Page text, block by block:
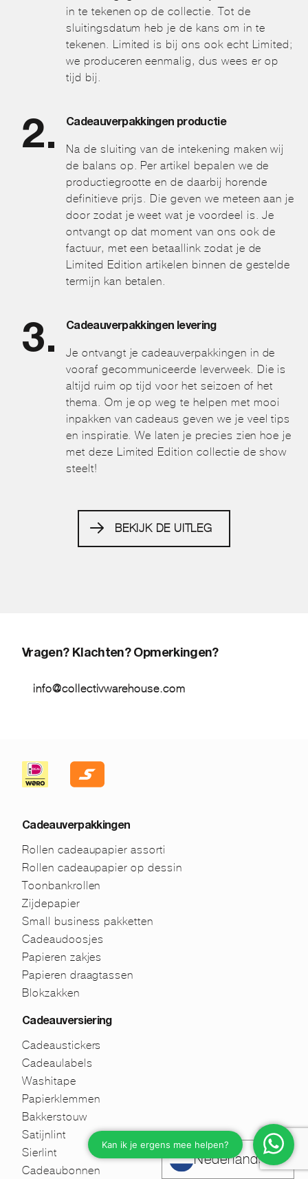
in te tekenen op de collectie. Tot de
sluitingsdatum heb je de kans om in te
tekenen. Limited is bij ons ook echt Limited;
we produceren eenmalig, dus wees er op
tijd bij.
Cadeauverpakkingen productie
Na de sluiting van de intekening maken wij
de balans op. Per artikel bepalen we de
productiegrootte en de daarbij horende
definitieve prijs. Die geven we meteen aan je
door zodat je weet wat je voordeel is. Je
ontvangt op dat moment van ons ook de
factuur, met een betaallink zodat je de
Limited Edition artikelen binnen de gestelde
termijn kan betalen.
Cadeauverpakkingen levering
Je ontvangt je cadeauverpakkingen in de
vooraf gecommuniceerde leverweek. Die is
altijd ruim op tijd voor het seizoen of het
thema. Om je op weg te helpen met mooi
inpakken van cadeaus geven we je veel tips
en inspiratie. We laten je precies zien hoe je
met deze Limited Edition collectie de show
steelt!
BEKIJK DE UITLEG
Vragen? Klachten? Opmerkingen?
info@collectivwarehouse.com
Cadeauverpakkingen
Rollen cadeaupapier assorti
Rollen cadeaupapier op dessin
Toonbankrollen
Zijdepapier
Small business pakketten
Cadeaudoosjes
Papieren zakjes
Papieren draagtassen
Blokzakken
Cadeauversiering
Cadeaustickers
Cadeaulabels
Washitape
Papierklemmen
Bakkerstouw
Satijnlint
Sierlint
Cadeaubonnen
Nederlands